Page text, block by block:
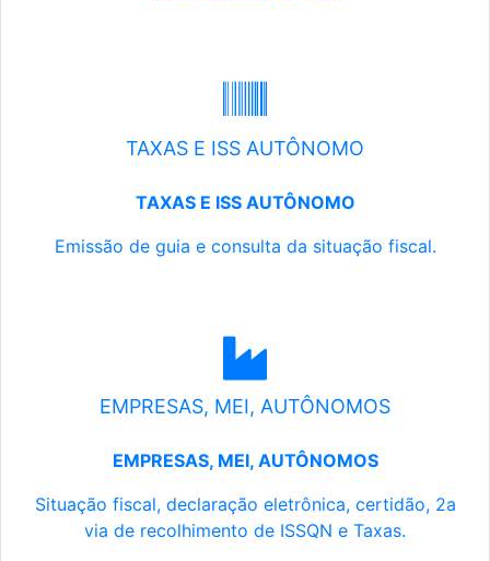
TAXAS E ISS AUTÔNOMO
TAXAS E ISS AUTÔNOMO
Emissão de guia e consulta da situação fiscal.
EMPRESAS, MEI, AUTÔNOMOS
EMPRESAS, MEI, AUTÔNOMOS
Situação fiscal, declaração eletrônica, certidão, 2a
via de recolhimento de ISSQN e Taxas.